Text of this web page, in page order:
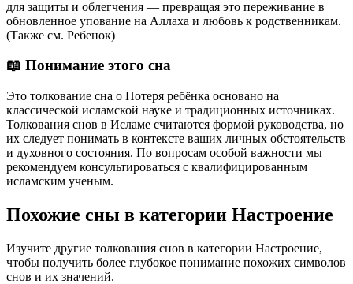
для защиты и облегчения — превращая это переживание в
обновленное упование на Аллаха и любовь к родственникам.
(Также см. Ребенок)
📖 Понимание этого сна
Это толкование сна о Потеря ребёнка основано на
классической исламской науке и традиционных источниках.
Толкования снов в Исламе считаются формой руководства, но
их следует понимать в контексте ваших личных обстоятельств
и духовного состояния. По вопросам особой важности мы
рекомендуем консультироваться с квалифицированным
исламским ученым.
Похожие сны в категории Настроение
Изучите другие толкования снов в категории Настроение,
чтобы получить более глубокое понимание похожих символов
снов и их значений.